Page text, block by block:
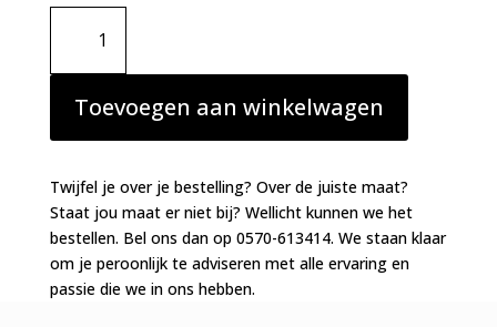
Marie
Swim
Norma
jeanne
balconnet
Tropical
Sunset
aantal
Toevoegen aan winkelwagen
Twijfel je over je bestelling? Over de juiste maat?
Staat jou maat er niet bij? Wellicht kunnen we het
bestellen. Bel ons dan op 0570-613414. We staan klaar
om je peroonlijk te adviseren met alle ervaring en
passie die we in ons hebben.